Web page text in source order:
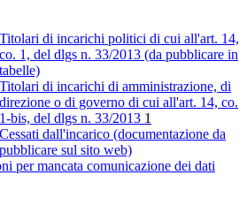
Titolari di incarichi politici di cui all'art. 14,
co. 1, del dlgs n. 33/2013 (da pubblicare in
tabelle)
Titolari di incarichi di amministrazione, di
direzione o di governo di cui all'art. 14, co.
1-bis, del dlgs n. 33/2013 1
Cessati dall'incarico (documentazione da
pubblicare sul sito web)
per mancata comunicazione dei dati